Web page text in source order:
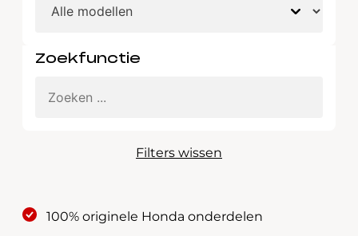
Zoekfunctie
Filters wissen
100% originele Honda onderdelen